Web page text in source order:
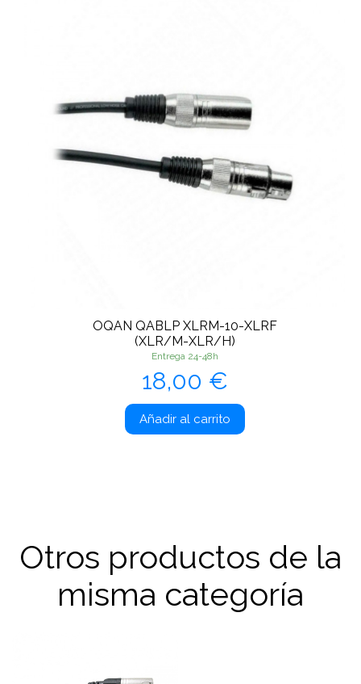
OQAN QABLP XLRM-10-XLRF
(XLR/M-XLR/H)
Entrega 24-48h
Precio
18,00 €
Añadir al carrito
Otros productos de la
misma categoría